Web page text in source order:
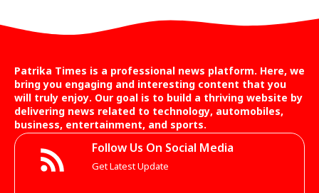
Patrika Times is a professional news platform. Here, we
bring you engaging and interesting content that you
will truly enjoy. Our goal is to build a thriving website by
delivering news related to technology, automobiles,
business, entertainment, and sports.
Follow Us On Social Media
Get Latest Update